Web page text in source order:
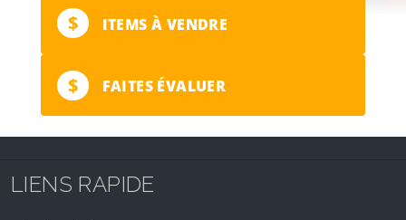
$ ITEMS À VENDRE
$ FAITES ÉVALUER
LIENS RAPIDE